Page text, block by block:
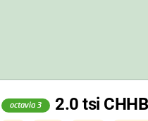
octavia 3 2.0 tsi